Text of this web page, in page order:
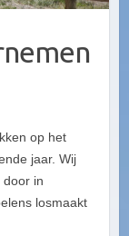
op het
jaar. Wij
door in
losmaakt